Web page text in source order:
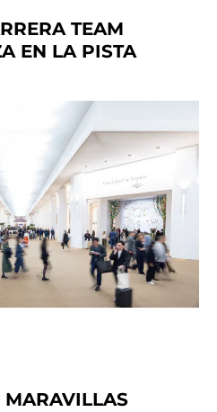
TEAM
EN LA PISTA
MARAVILLAS